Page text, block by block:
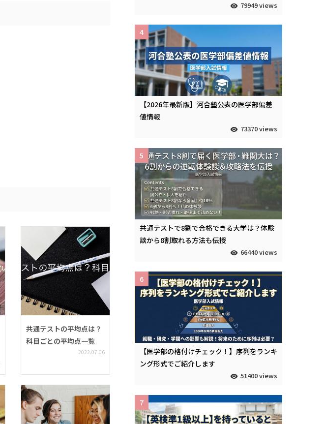
共通テストの平均点は？
科目ごとの平均点一覧
2022.07.06
79949 views
【2026年最新版】河合塾公表の医学部偏差
値情報
73370 views
4
共通テストで8割で合格できる大学は？体験
談から8割取れる方法も伝授
66440 views
5
【医学部の格付けチェック！】序列をランキ
ング形式でご紹介します
51400 views
6
7